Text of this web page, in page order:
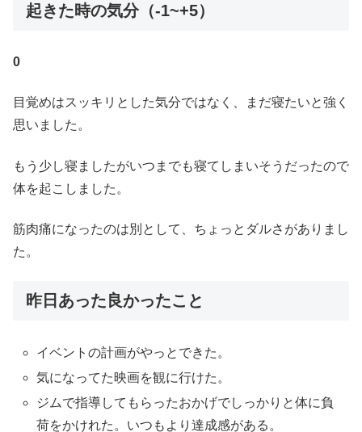
起きた時の気分（-1~+5）
0
目覚めはスッキリとした気分ではなく、まだ寝たいと強く
思いました。
もう少し寝ましたがいつまでも寝てしまいそうだったので
体を起こしました。
筋肉痛になったのは別として、ちょっとダルさがありまし
た。
昨日あった良かったこと
イベントの計画がやっとできた。
気になってた映画を観に行けた。
ジムで指導してもらったおかげでしっかりと体に負
荷をかけれた。いつもより達成感がある。